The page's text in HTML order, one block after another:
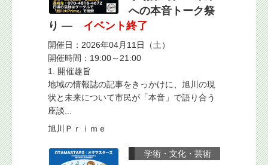
への本音トーク祭
り ―
イベント終了
開催日：2026年04月11日（土）
開催時間：19:00～21:00
1. 開催趣旨
地域の情報誌の記事をきっかけに、旭川の現
状と未来について市民が「本音」で語り合う
座談...
旭川Ｐｒｉｍｅ
学術・文化・芸術